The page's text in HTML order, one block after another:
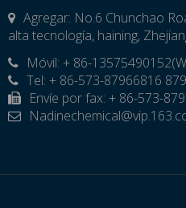
Agregar: No.6 Chunchao
alta tecnología, haining,

Móvil: + 86-
Tel: + 86-573-87966816
Envíe por fax: + 86-573-
